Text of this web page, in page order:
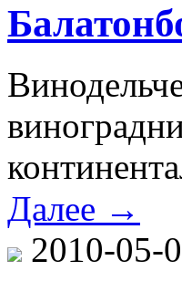
Далее →
2010-05-